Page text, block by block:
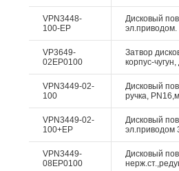
VPN3448-
100-EP
Дисковый
VP3649-
02EP0100
Затвор
корпус-
VPN3449-02-
100
Дисковый
ручка,
VPN3449-02-
100+EP
Дисковый
эл.приводом
VPN3449-
08EP0100
Дисковый